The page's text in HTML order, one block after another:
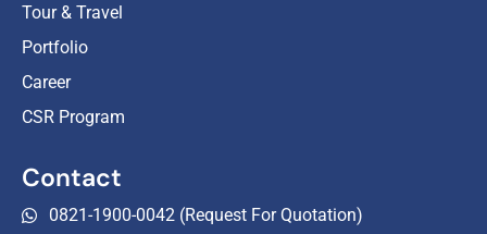
Tour & Travel
Portfolio
Career
CSR Program
Contact
0821-1900-0042 (Request For Quotation)